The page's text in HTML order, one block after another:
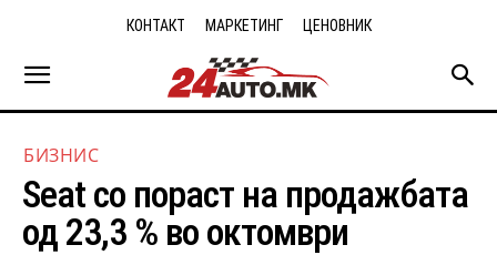
КОНТАКТ МАРКЕТИНГ ЦЕНОВНИК
БИЗНИС
Seat со пораст на продажбата
од 23,3 % во октомври